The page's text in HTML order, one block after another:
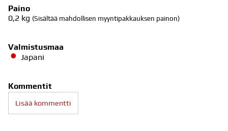
Paino
0,2 kg (Sisältää mahdollisen myyntipakkauksen painon)
Valmistusmaa
Japani
Kommentit
Lisää kommentti